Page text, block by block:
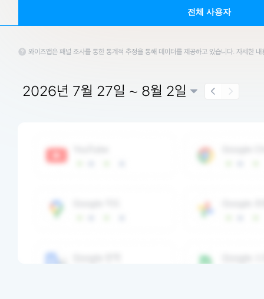
전체 사용자
와이즈앱은 패널 조사를 통한 통계적 추정을 통해 데이터를 제공하고 있습니다. 자세한
2026년 7월 27일 ~ 8월 2일